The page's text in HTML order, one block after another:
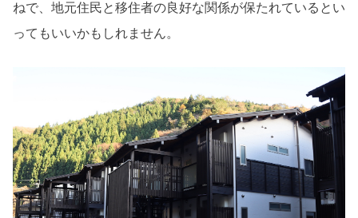
ねで、地元住民と移住者の良好な関係が保たれているとい
ってもいいかもしれません。